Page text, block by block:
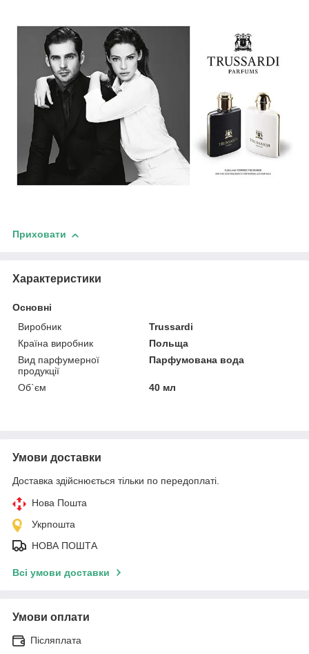
Приховати
Характеристики
Основні
Виробник
Trussardi
Країна виробник
Польща
Вид парфумерної
продукції
Парфумована вода
Об`єм 40 мл
Умови доставки
Доставка здійснюється тільки по передоплаті.
Нова Пошта
Укрпошта
НОВА ПОШТА
Всі умови доставки
Умови оплати
Післяплата